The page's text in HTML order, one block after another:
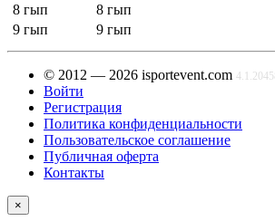
8 гып
9 гып
8 гып
9 гып
© 2012 — 2026 isportevent.com 4.1.20458
Войти
Регистрация
Политика конфиденциальности
Пользовательское соглашение
Публичная оферта
Контакты
×